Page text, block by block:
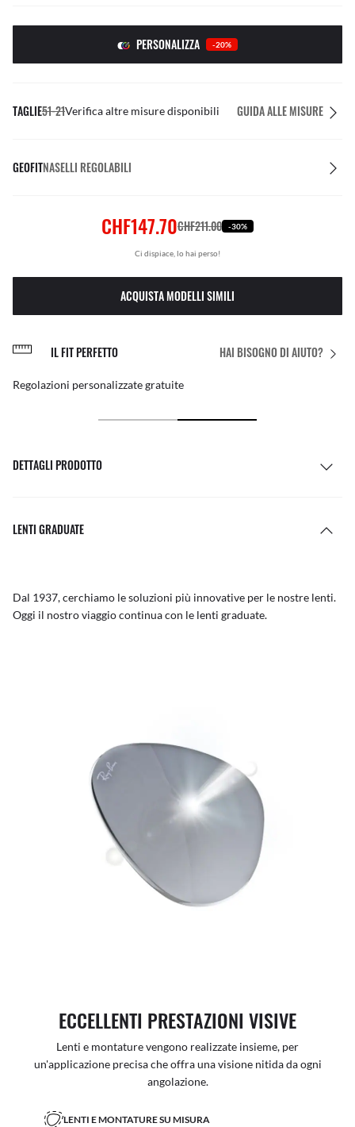
PERSONALIZZA -20%
TAGLIE51-21Verifica altre misure disponibili GUIDA ALLE MISURE
GEOFITNASELLI REGOLABILI
CHF147.70CHF211.00 -30%
Ci dispiace, lo hai perso!
ACQUISTA MODELLI SIMILI
HAI BISOGNO DI AIUTO?
IL FIT PERFETTO
Regolazioni personalizzate gratuite
DETTAGLI PRODOTTO
LENTI GRADUATE
Dal 1937, cerchiamo le soluzioni più innovative per le nostre lenti.
Oggi il nostro viaggio continua con le lenti graduate.
ECCELLENTI PRESTAZIONI VISIVE
Lenti e montature vengono realizzate insieme, per
un'applicazione precisa che offra una visione nitida da ogni
angolazione.
LENTI E MONTATURE SU MISURA